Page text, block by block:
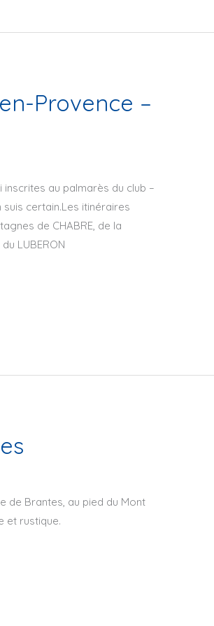
Provence –
au palmarès du club –
suis certain.Les itinéraires
de CHABRE, de la
LUBERON
de Brantes, au pied du Mont
et rustique.